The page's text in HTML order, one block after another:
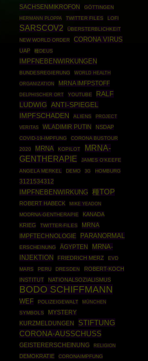
SACHSENMIKROFON
GÖTTINGEN
HERMANN PLOPPA
TWITTER FILES LOFI
SARSCOV2
ÜBERSTERBLICHKEIT
NEW WORLD ORDER
CORONA VIRUS
UAP 種DEUS
IMPFNEBENWIRKUNGEN
BUNDESREGIERUNG
WORLD HEALTH
ORGANIZATION
MRNA IMFPSTOFF
DELPHISCHER ORT YOUTUBE
RALF
LUDWIG
ANTI-SPIEGEL
IMPFSCHADEN ALIENS PROJECT
VERITAS WLADIMIR PUTIN NSDAP
COVID-19-IMPFUNG
CORONA BUSTOUR
2020
MRNA KOPILOT
MRNA-
GENTHERAPIE
JAMES O'KEEFE
ANGELA MERKEL
DEMO 3G HOMBURG
3121534312
IMPFNEBENWIRKUNG 種TOP
ROBERT HABECK MIKE YEADON
MODRNA-GENTHERAPIE
KANADA
KRIEG
TWITTER-FILES
MRNA
IMPFTECHNOLOGIE
PARANORMAL
ERSCHEINUNG ÄGYPTEN
MRNA-
INJEKTION
FRIEDRICH MERZ
EVD
MARS
PERU DRESDEN
ROBERT-KOCH
INSTITUT
NATIONALSOZIALISMUS
BODO SCHIFFMANN
WEF POLIZEIGEWALT
MÜNCHEN
SYMBOLS
MYSTERY
KURZMELDUNGEN
STIFTUNG
CORONA-AUSSCHUSS
GEISTERERSCHEINUNG RELIGION
DEMOKRATIE
CORONAIMPFUNG